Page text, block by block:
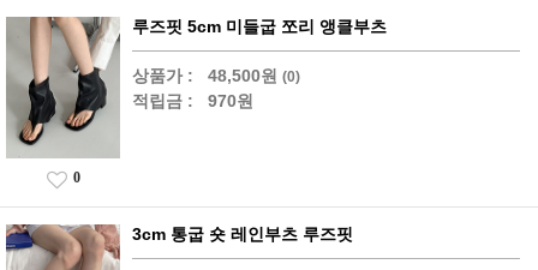
루즈핏 5cm 미들굽 쪼리 앵클부츠
상품가 : 48,500원 (0)
적립금 : 970원
0
3cm 통굽 숏 레인부츠 루즈핏